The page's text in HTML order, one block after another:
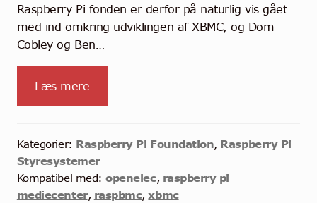
Raspberry Pi fonden er derfor på naturlig vis gået
med ind omkring udviklingen af XBMC, og Dom
Cobley og Ben…
Læs mere
Kategorier: Raspberry Pi Foundation, Raspberry Pi
Styresystemer
Kompatibel med:openelec, raspberry pi
mediecenter, raspbmc,xbmc